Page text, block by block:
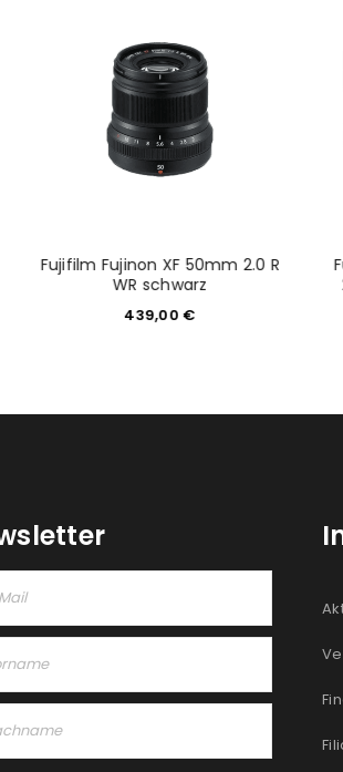
Fujifilm Fujinon XF 50mm 2.0 R
WR schwarz
439,00 €